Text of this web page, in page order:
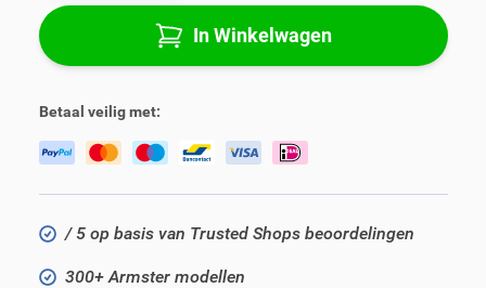
In Winkelwagen
Betaal veilig met:
/ 5 op basis van Trusted Shops beoordelingen
300+ Armster modellen